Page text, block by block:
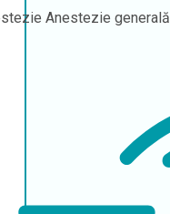
Anestezie generală